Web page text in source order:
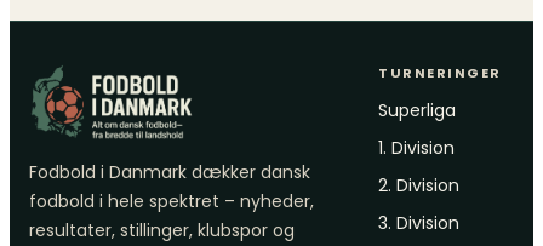
Fodbold i Danmark dækker dansk
fodbold i hele spektret – nyheder,
resultater, stillinger, klubspor og
TURNERINGER
Superliga
1. Division
2. Division
3. Division